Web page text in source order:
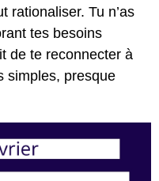
rationaliser. Tu n’as
tes besoins
de te reconnecter à
simples, presque